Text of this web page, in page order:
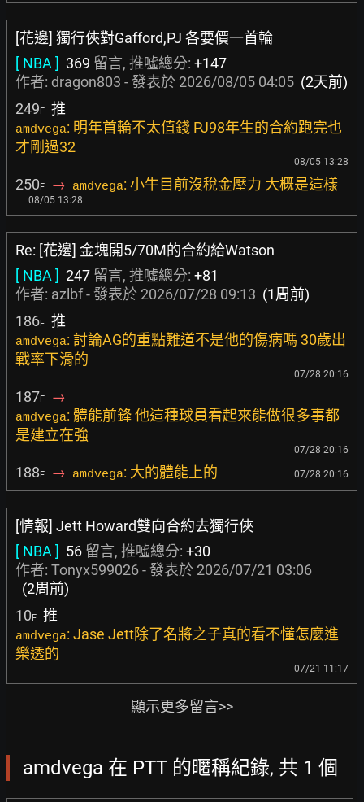
[花邊] 獨行俠對Gafford,PJ 各要價一首輪
[ NBA ] 369 留言, 推噓總分: +147
作者: dragon803 - 發表於 2026/08/05 04:05 (2天前)
249F 推
amdvega: 明年首輪不太值錢 PJ98年生的合約跑完也
才剛過32
08/05 13:28
250F → amdvega: 小牛目前沒稅金壓力 大概是這樣
08/05 13:28
Re: [花邊] 金塊開5/70M的合約給Watson
[ NBA ] 247 留言, 推噓總分: +81
作者: azlbf- 發表於 2026/07/28 09:13 (1周前)
186F 推
amdvega: 討論AG的重點難道不是他的傷病嗎 30歲出
戰率下滑的
07/28 20:16
187F →
amdvega: 體能前鋒 他這種球員看起來能做很多事都
是建立在強
07/28 20:16
188F → amdvega: 大的體能上的 07/28 20:16
[情報] Jett Howard雙向合約去獨行俠
[ NBA ] 56 留言, 推噓總分: +30
作者: Tonyx599026- 發表於 2026/07/21 03:06
(2周前)
10F 推
amdvega: Jase Jett除了名將之子真的看不懂怎麼進
樂透的
07/21 11:17
顯示更多留言>>
amdvega 在 PTT 的暱稱紀錄, 共 1 個